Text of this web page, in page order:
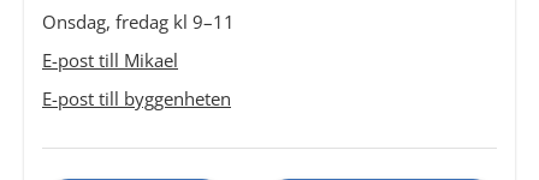
Onsdag, fredag kl 9–11
E-post till Mikael
E-post till byggenheten